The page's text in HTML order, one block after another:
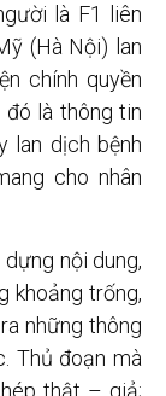
là F1 liên
(Hà Nội) lan
chính quyền
đó là thông tin
lan dịch bệnh
cho nhân
nội dung,
khoảng trống,
những thông
Thủ đoạn mà
thật – giả;